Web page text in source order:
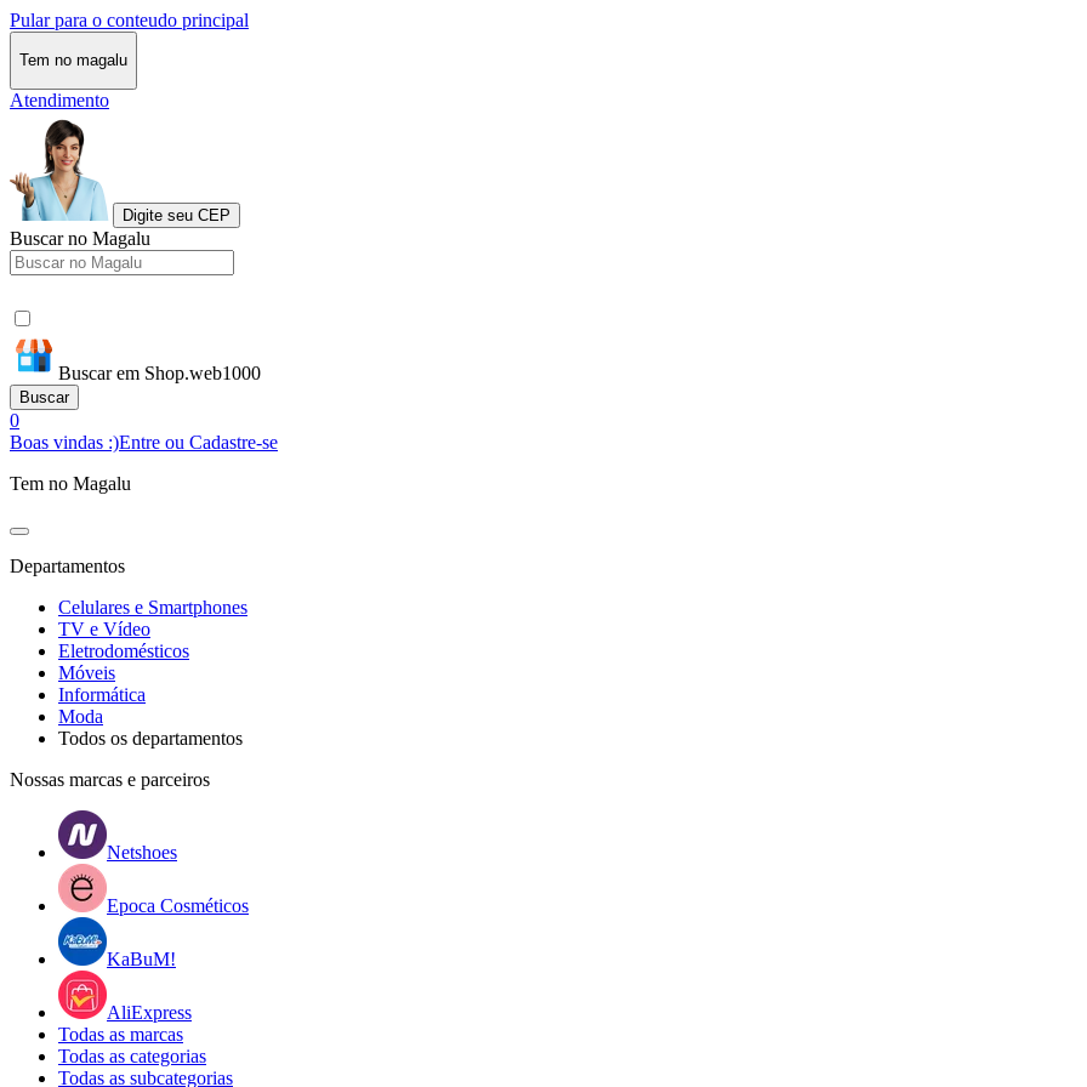
Pular para o conteudo principal
Tem no magalu
Atendimento
Digite seu CEP
Buscar no Magalu
Buscar em Shop.web1000
Buscar
0
Boas vindas :)Entre ou Cadastre-se
Tem no Magalu
Departamentos
Celulares e Smartphones
TV e Vídeo
Eletrodomésticos
Móveis
Informática
Moda
Todos os departamentos
Nossas marcas e parceiros
Netshoes
Epoca Cosméticos
KaBuM!
AliExpress
Todas as marcas
Todas as categorias
Todas as subcategorias